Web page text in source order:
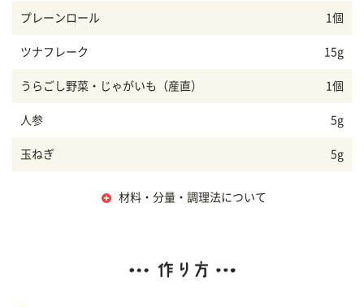
プレーンロール 1個
ツナフレーク 15g
うらごし野菜・じゃがいも（産直） 1個
人参 5g
玉ねぎ 5g
材料・分量・調理法について